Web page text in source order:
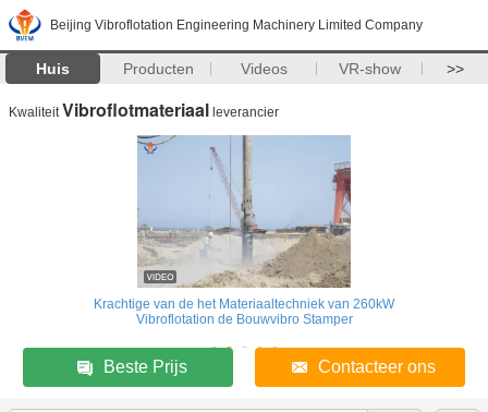
Beijing Vibroflotation Engineering Machinery Limited Company
Huis Producten Videos VR-show >>
KwaliteitVibroflotmateriaal leverancier
Krachtige van de het Materiaaltechniek van 260kW
Vibroflotation de Bouwvibro Stamper
Beste Prijs Contacteer ons